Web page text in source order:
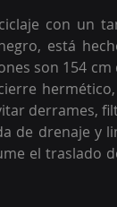
con un
está
son 154
derrames,
de drenaje y
el traslado